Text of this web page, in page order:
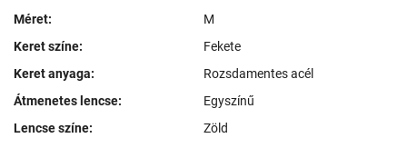
Méret:
M
Keret színe:
Fekete
Keret anyaga:
Rozsdamentes acél
Átmenetes lencse:
Egyszínű
Lencse színe:
Zöld